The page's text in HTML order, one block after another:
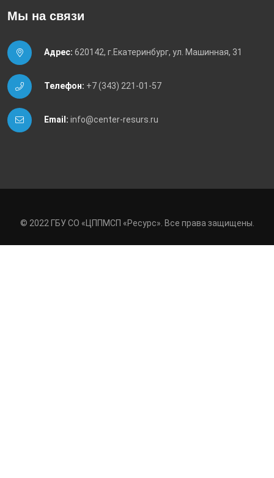
Мы на связи
Адрес: 620142, г.Екатеринбург, ул. Машинная, 31
Телефон: +7 (343) 221-01-57
Email: info@center-resurs.ru
© 2022 ГБУ СО «ЦППМСП «Ресурс». Все права защищены.